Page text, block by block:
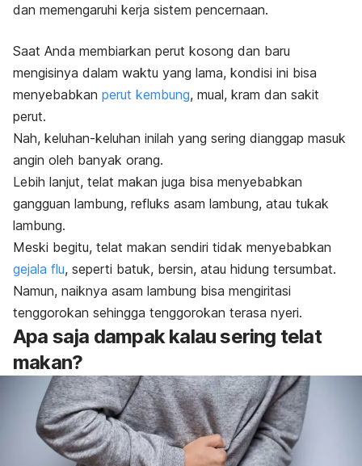
dan memengaruhi kerja sistem pencernaan.
Saat Anda membiarkan perut kosong dan baru
mengisinya dalam waktu yang lama, kondisi ini bisa
menyebabkan perut kembung, mual, kram dan sakit
perut.
Nah, keluhan-keluhan inilah yang sering dianggap masuk
angin oleh banyak orang.
Lebih lanjut, telat makan juga bisa menyebabkan
gangguan lambung, refluks asam lambung, atau tukak
lambung.
Meski begitu, telat makan sendiri tidak menyebabkan
gejala flu, seperti batuk, bersin, atau hidung tersumbat.
Namun, naiknya asam lambung bisa mengiritasi
tenggorokan sehingga tenggorokan terasa nyeri.
Apa saja dampak kalau sering telat
makan?